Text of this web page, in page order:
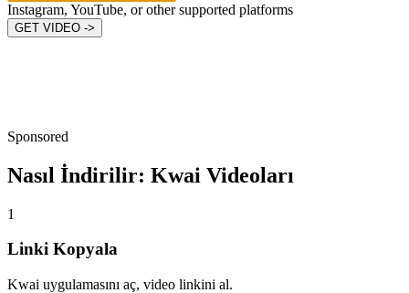
Instagram, YouTube, or other supported platforms
GET VIDEO ->
Sponsored
Nasıl İndirilir: Kwai Videoları
1
Linki Kopyala
Kwai uygulamasını aç, video linkini al.